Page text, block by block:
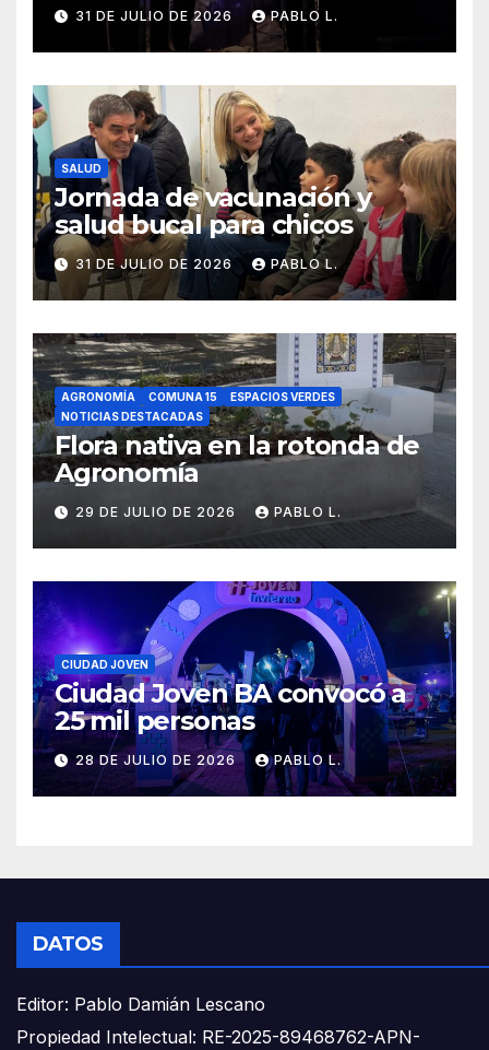
31 DE JULIO DE 2026 PABLO L.
SALUD
Jornada de vacunación y
salud bucal para chicos
31 DE JULIO DE 2026 PABLO L.
AGRONOMÍA COMUNA 15
ESPACIOS VERDES
NOTICIAS DESTACADAS
Flora nativa en la rotonda de
Agronomía
29 DE JULIO DE 2026 PABLO L.
CIUDAD JOVEN
Ciudad Joven BA convocó a
25 mil personas
28 DE JULIO DE 2026 PABLO L.
DATOS
Editor: Pablo Damián Lescano
Propiedad Intelectual: RE-2025-89468762-APN-